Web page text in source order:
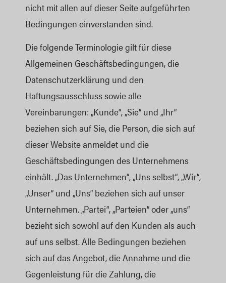
nicht mit allen auf dieser Seite aufgeführten
Bedingungen einverstanden sind.
Die folgende Terminologie gilt für diese
Allgemeinen Geschäftsbedingungen, die
Datenschutzerklärung und den
Haftungsausschluss sowie alle
Vereinbarungen: „Kunde“, „Sie“ und „Ihr“
beziehen sich auf Sie, die Person, die sich auf
dieser Website anmeldet und die
Geschäftsbedingungen des Unternehmens
einhält. „Das Unternehmen“, „Uns selbst“, „Wir“,
„Unser“ und „Uns“ beziehen sich auf unser
Unternehmen. „Partei“, „Parteien“ oder „uns“
bezieht sich sowohl auf den Kunden als auch
auf uns selbst. Alle Bedingungen beziehen
sich auf das Angebot, die Annahme und die
Gegenleistung für die Zahlung, die